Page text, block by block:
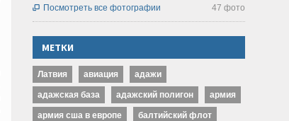
47 фото
 Посмотреть все фотографии
МЕТКИ
Латвия авиация адажи
адажская база адажский полигон армия
армия сша в европе балтийский флот